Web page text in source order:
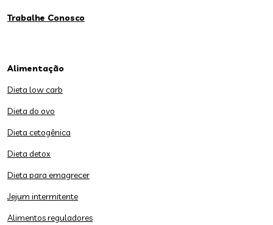
Trabalhe Conosco
Alimentação
Dieta low carb
Dieta do ovo
Dieta cetogênica
Dieta detox
Dieta para emagrecer
Jejum intermitente
Alimentos reguladores